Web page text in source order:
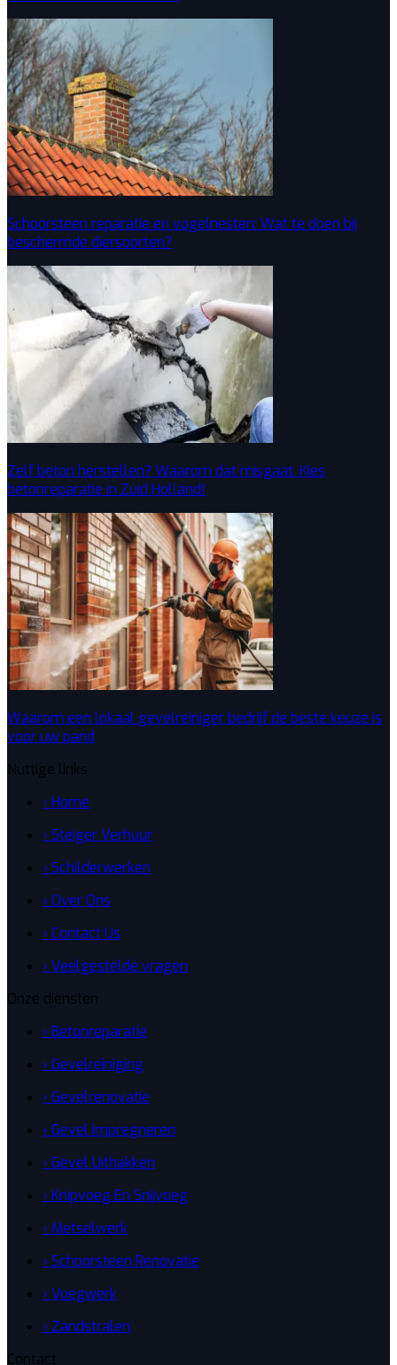
Schoorsteen reparatie en vogelnesten: Wat te doen bij
beschermde diersoorten?
Zelf beton herstellen? Waarom dat misgaat. Kies
betonreparatie in Zuid Holland!
Waarom een lokaal gevelreiniger bedrijf de beste keuze is
voor uw pand
Nuttige links
› Home
› Steiger Verhuur
› Schilderwerken
› Over Ons
› Contact Us
› Veelgestelde vragen
Onze diensten
› Betonreparatie
› Gevelreiniging
› Gevelrenovatie
› Gevel impregneren
› Gevel Uithakken
› Knipvoeg En Snijvoeg
› Metselwerk
› Schoorsteen Renovatie
› Voegwerk
› Zandstralen
Contact